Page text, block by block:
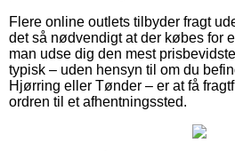
Flere online outlets tilbyder fragt
det så nødvendigt at der købes for
man udse dig den mest
typisk – uden hensyn til om du
Hjørring eller Tønder – er at få
ordren til et afhentningssted.